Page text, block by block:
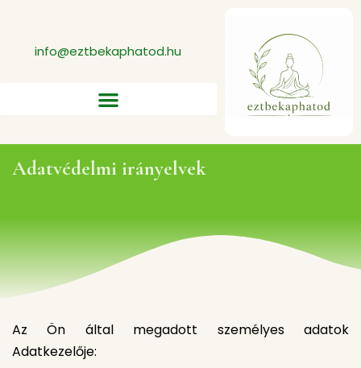
info@eztbekaphatod.hu
Adatvédelmi irányelvek
Az Ön által megadott személyes adatok
Adatkezelője: